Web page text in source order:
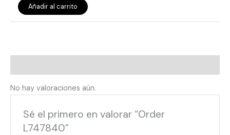
Añadir al carrito
No hay valoraciones aún.
Sé el primero en valorar “Order
L747840”